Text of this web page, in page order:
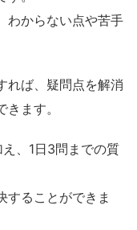
わからない点や苦手
れば、疑問点を解消
ます。
、1日3問までの質
することができま